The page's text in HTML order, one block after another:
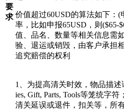
要
求 价值超过60USD的算法如下：(
率，比如申报65USD，则($65-
值、品名、数量等相关信息需
验、退运或销毁，由客户承担
追究赔偿的权利
1、为提高清关时效，物品描述
ies, Gift, Parts, Tools等笼统字
清关延误或退件，扣关等，所